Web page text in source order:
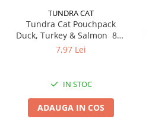
TUNDRA CAT
Tundra Cat Pouchpack
Duck, Turkey & Salmon 85g
(rata, curcan & somon)
7,97 Lei
IN STOC
ADAUGA IN COS